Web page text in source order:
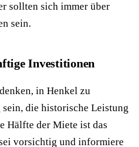
sollten sich immer über
sein.
Investitionen
in Henkel zu
die historische Leistung
Hälfte der Miete ist das
vorsichtig und informiere